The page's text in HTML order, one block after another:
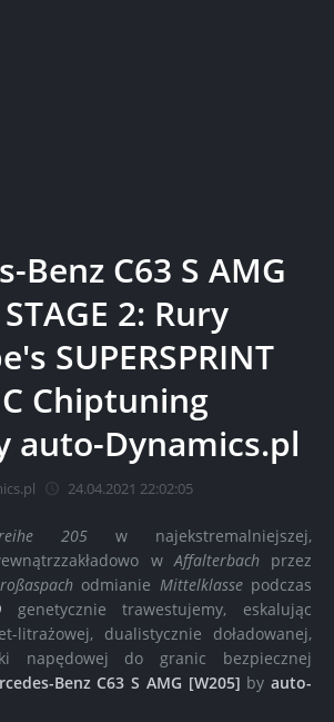
Benz C63 S AMG
2: Rury
SUPERSPRINT
Chiptuning
auto-Dynamics.pl
24.04.2021 22:02:05
205 w najekstremalniejszej,
wAffalterbach przez
roßaspach odmianie Mittelklassepodczas
genetycznie trawestujemy, eskalując
litrażowej, dualistycznie doładowanej,
napędowej do granic bezpiecznej
Benz C63 S AMG [W205] byauto-